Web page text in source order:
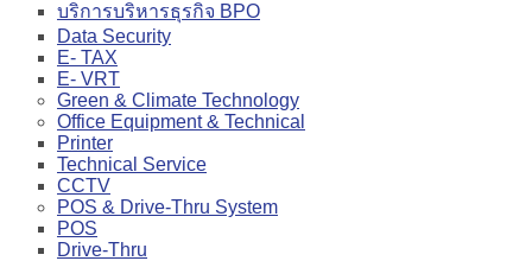
บริการบริหารธุรกิจ BPO
Data Security
E- TAX
E- VRT
Green & Climate Technology
Office Equipment & Technical
Printer
Technical Service
CCTV
POS & Drive-Thru System
POS
Drive-Thru